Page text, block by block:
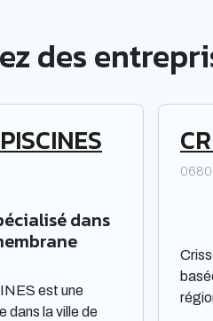
des
dans
est une
dans la ville de